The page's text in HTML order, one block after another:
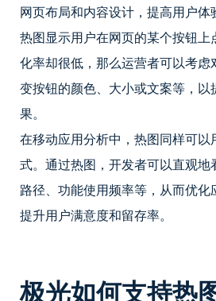
网页布局和内容设计，提高用户
热图显示用户在网页的某个按钮
化率却很低，那么运营者可以考
变按钮的颜色、大小或文案等，以
果。
在移动应用分析中，热图同样可以
式。通过热图，开发者可以直观
路径、功能使用频率等，从而优化
提升用户满意度和留存率。
极光如何支持热